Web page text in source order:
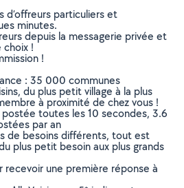
d’offreurs particuliers et
minutes.
depuis la messagerie privée et
!
!
: 35 000 communes
du plus petit village à la plus
à proximité de chez vous !
toutes les 10 secondes, 3.6
par an
de besoins différents, tout est
plus petit besoin aux plus grands
recevoir une première réponse à